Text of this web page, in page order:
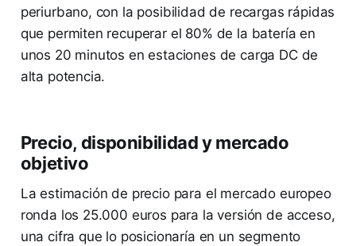
periurbano, con la posibilidad de recargas rápidas
que permiten recuperar el 80% de la batería en
unos 20 minutos en estaciones de carga DC de
alta potencia.
Precio, disponibilidad y mercado
objetivo
La estimación de precio para el mercado europeo
ronda los 25.000 euros para la versión de acceso,
una cifra que lo posicionaría en un segmento